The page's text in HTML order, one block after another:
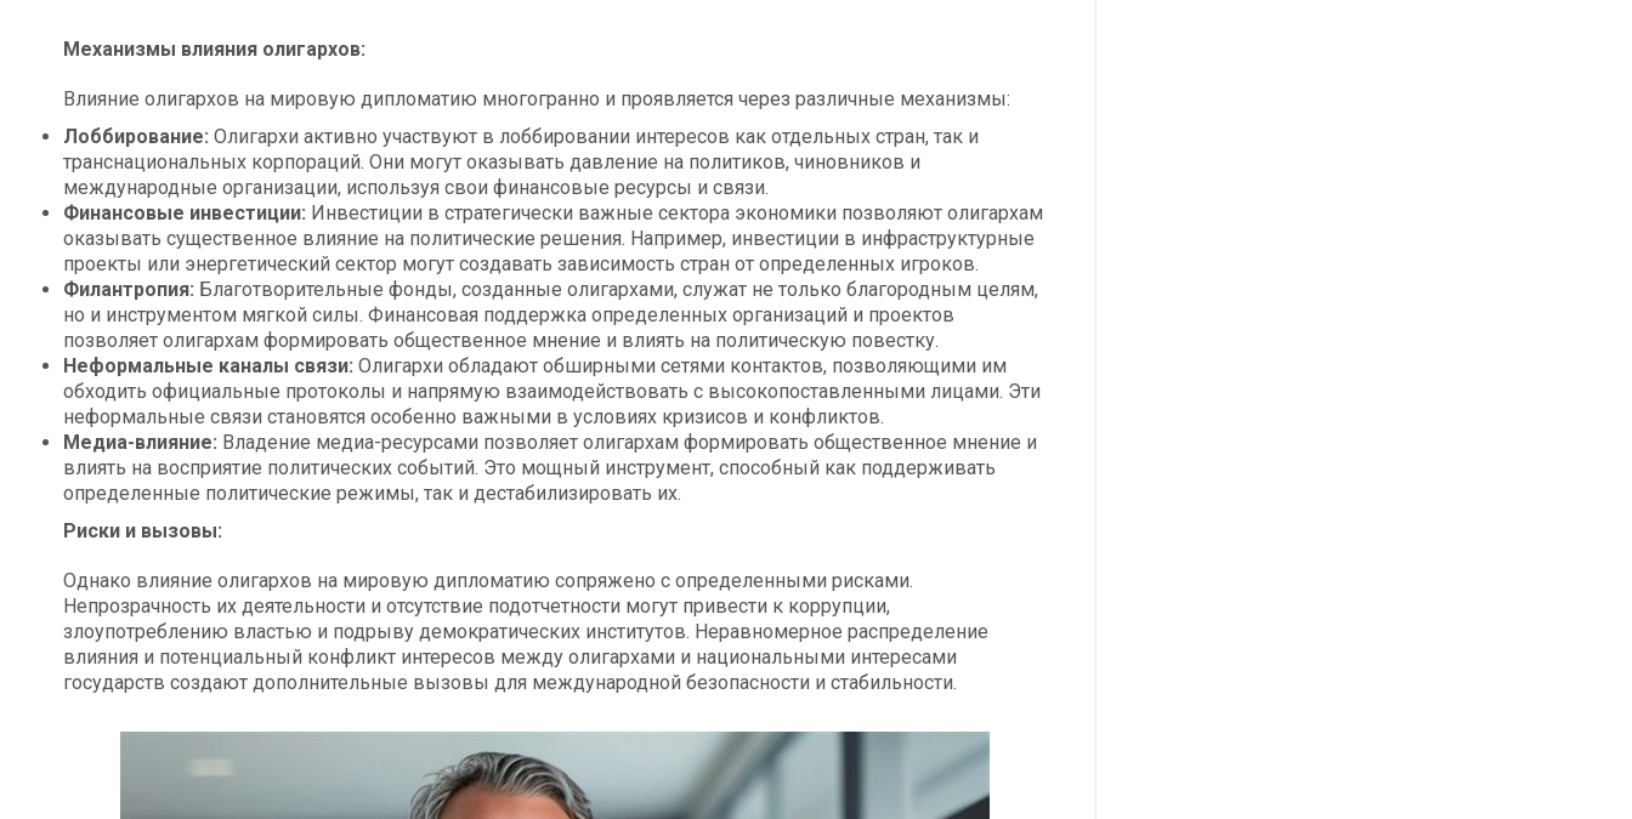
Механизмы влияния олигархов:
Влияние олигархов на мировую дипломатию многогранно и проявляется через различные механизмы:
Лоббирование: Олигархи активно участвуют в лоббировании интересов как отдельных стран, так и
транснациональных корпораций. Они могут оказывать давление на политиков, чиновников и
международные организации, используя свои финансовые ресурсы и связи.
Финансовые инвестиции: Инвестиции в стратегически важные сектора экономики позволяют олигархам
оказывать существенное влияние на политические решения. Например, инвестиции в инфраструктурные
проекты или энергетический сектор могут создавать зависимость стран от определенных игроков.
Филантропия: Благотворительные фонды, созданные олигархами, служат не только благородным целям,
но и инструментом мягкой силы. Финансовая поддержка определенных организаций и проектов
позволяет олигархам формировать общественное мнение и влиять на политическую повестку.
Неформальные каналы связи: Олигархи обладают обширными сетями контактов, позволяющими им
обходить официальные протоколы и напрямую взаимодействовать с высокопоставленными лицами. Эти
неформальные связи становятся особенно важными в условиях кризисов и конфликтов.
Медиа-влияние: Владение медиа-ресурсами позволяет олигархам формировать общественное мнение и
влиять на восприятие политических событий. Это мощный инструмент, способный как поддерживать
определенные политические режимы, так и дестабилизировать их.
Риски и вызовы:
Однако влияние олигархов на мировую дипломатию сопряжено с определенными рисками.
Непрозрачность их деятельности и отсутствие подотчетности могут привести к коррупции,
злоупотреблению властью и подрыву демократических институтов. Неравномерное распределение
влияния и потенциальный конфликт интересов между олигархами и национальными интересами
государств создают дополнительные вызовы для международной безопасности и стабильности.